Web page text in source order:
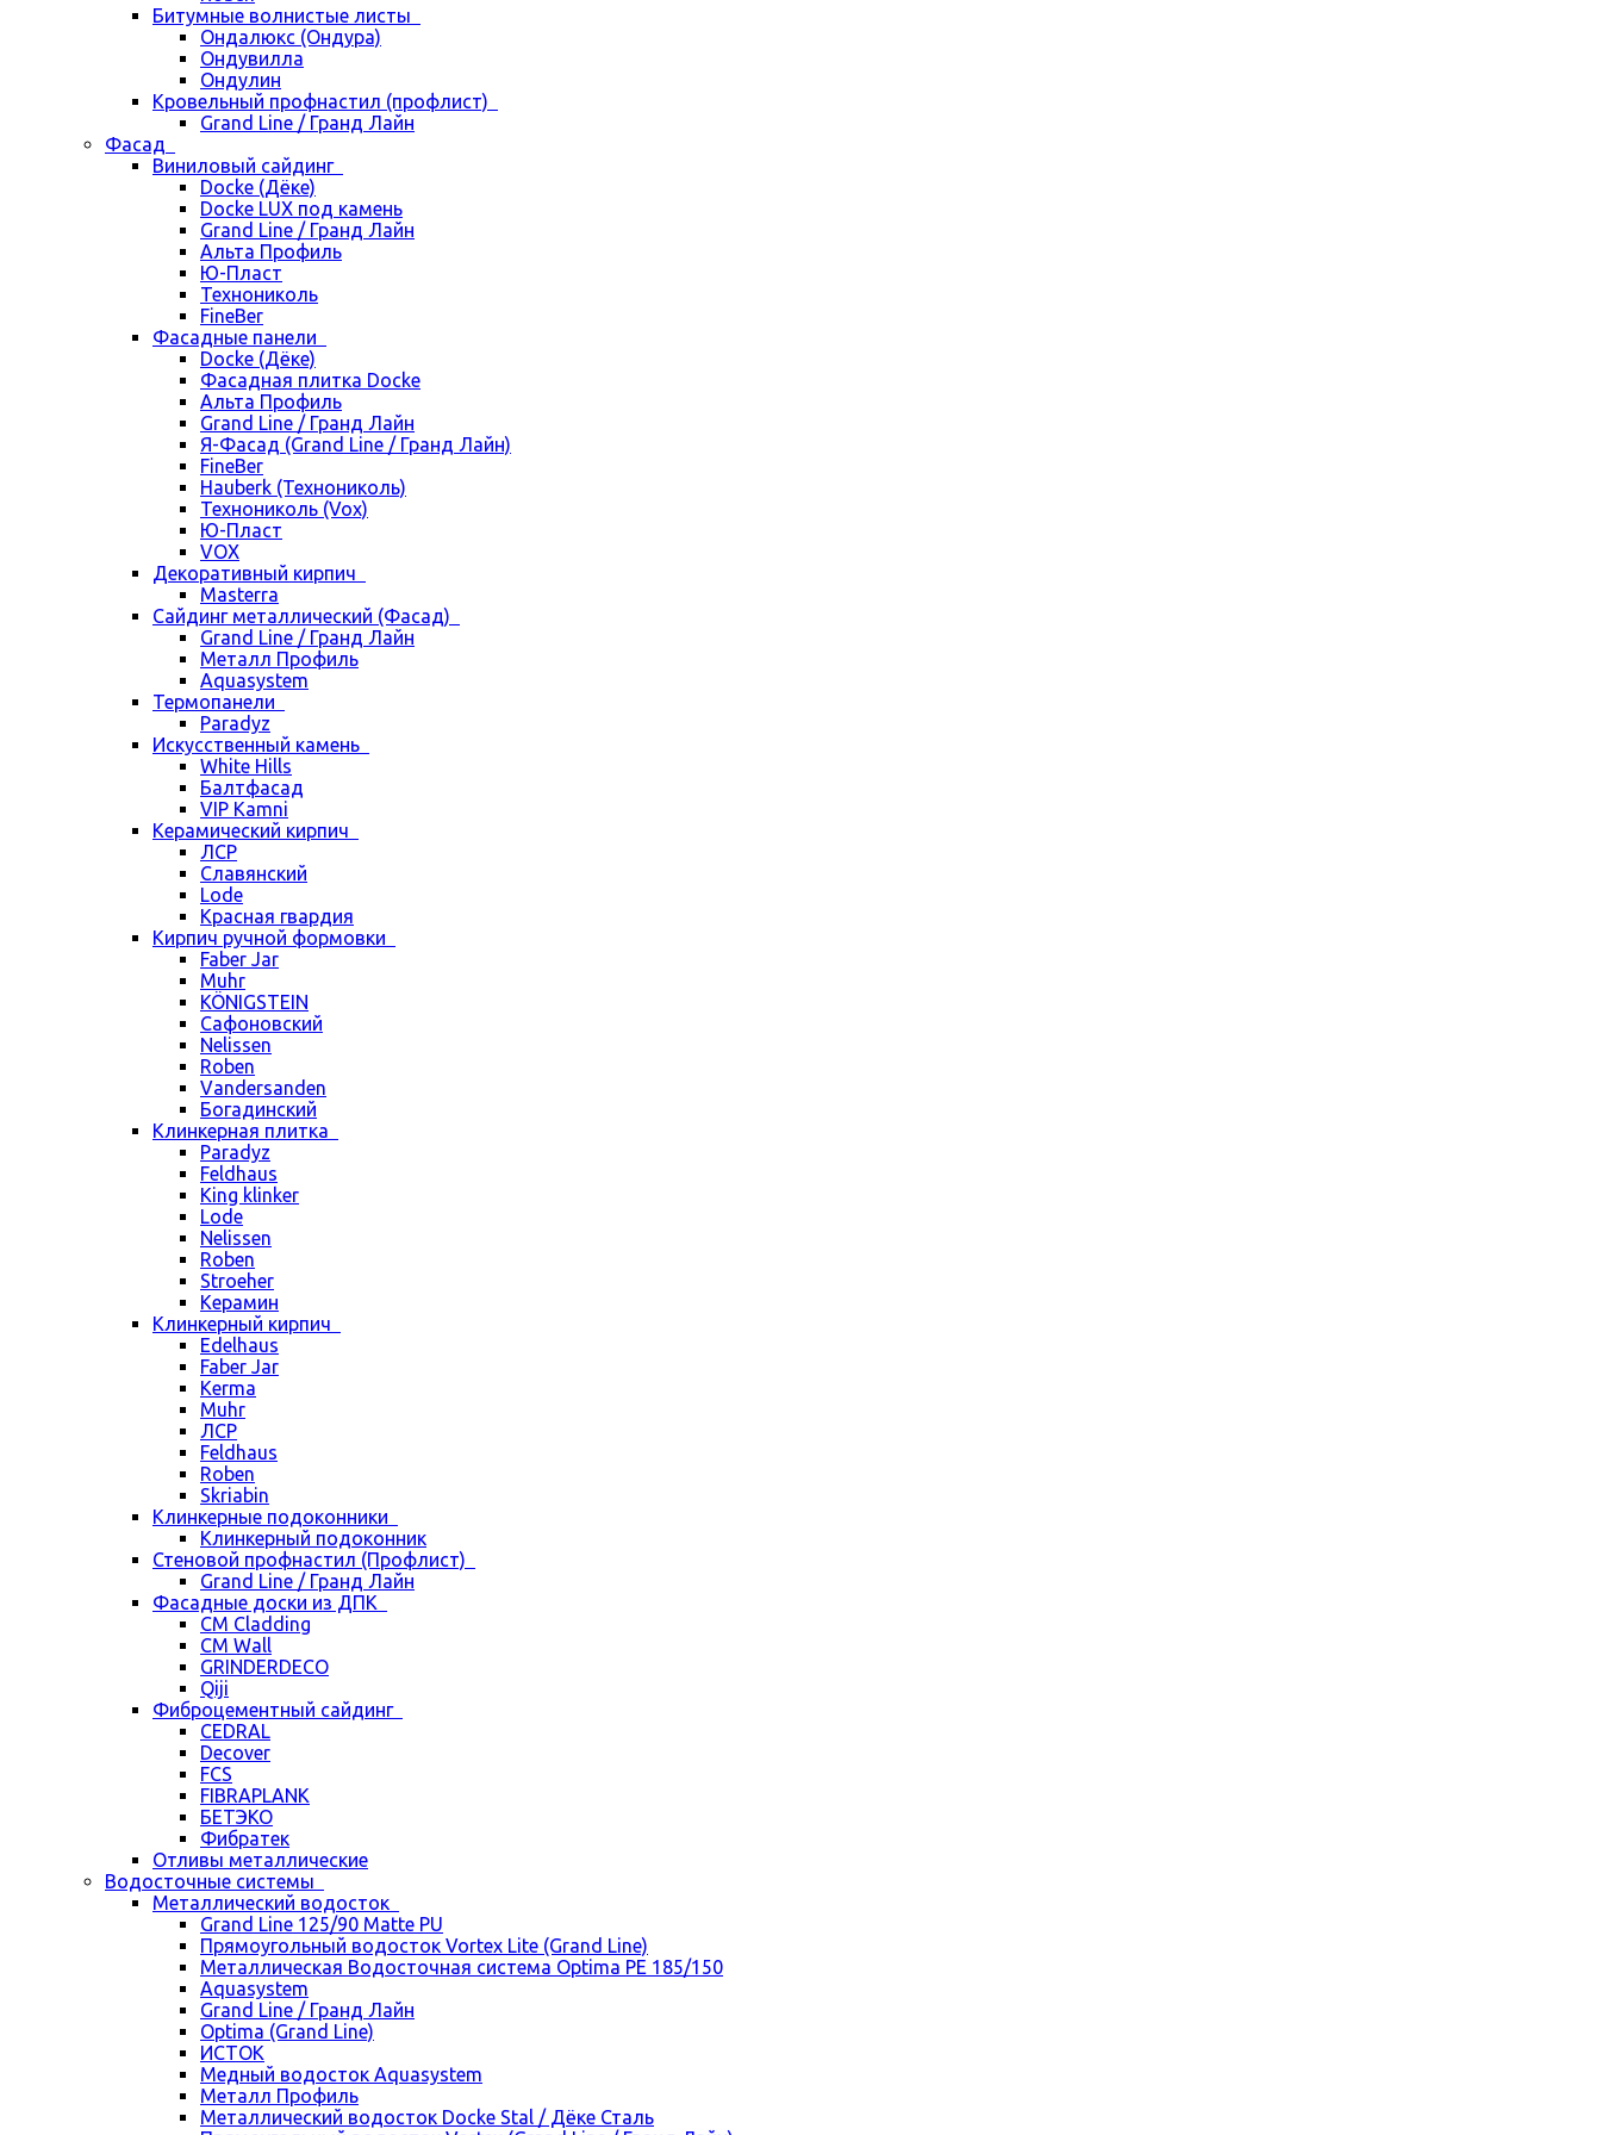
Битумные волнистые листы
Ондалюкс (Ондура)
Ондувилла
Ондулин
Кровельный профнастил (профлист)
Grand Line / Гранд Лайн
Фасад
Виниловый сайдинг
Docke (Дёке)
Docke LUX под камень
Grand Line / Гранд Лайн
Альта Профиль
Ю-Пласт
Технониколь
FineBer
Фасадные панели
Docke (Дёке)
Фасадная плитка Docke
Альта Профиль
Grand Line / Гранд Лайн
Я-Фасад (Grand Line / Гранд Лайн)
FineBer
Hauberk (Технониколь)
Технониколь (Vox)
Ю-Пласт
VOX
Декоративный кирпич
Masterra
Сайдинг металлический (Фасад)
Grand Line / Гранд Лайн
Металл Профиль
Aquasystem
Термопанели
Paradyz
Искусственный камень
White Hills
Балтфасад
VIP Kamni
Керамический кирпич
ЛСР
Славянский
Lode
Красная гвардия
Кирпич ручной формовки
Faber Jar
Muhr
KÖNIGSTEIN
Сафоновский
Nelissen
Roben
Vandersanden
Богадинский
Клинкерная плитка
Paradyz
Feldhaus
King klinker
Lode
Nelissen
Roben
Stroeher
Керамин
Клинкерный кирпич
Edelhaus
Faber Jar
Kerma
Muhr
ЛСР
Feldhaus
Roben
Skriabin
Клинкерные подоконники
Клинкерный подоконник
Стеновой профнастил (Профлист)
Grand Line / Гранд Лайн
Фасадные доски из ДПК
CM Cladding
CM Wall
GRINDERDECO
Qiji
Фиброцементный сайдинг
CEDRAL
Decover
FCS
FIBRAPLANK
БЕТЭКО
Фибратек
Отливы металлические
Водосточные системы
Металлический водосток
Grand Line 125/90 Matte PU
Прямоугольный водосток Vortex Lite (Grand Line)
Металлическая Водосточная система Optima PE 185/150
Aquasystem
Grand Line / Гранд Лайн
Optima (Grand Line)
ИСТОК
Медный водосток Aquasystem
Металл Профиль
Металлический водосток Docke Stal / Дёке Сталь